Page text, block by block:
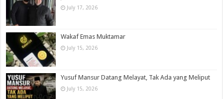
July 17, 2026
Wakaf Emas Muktamar
July 15, 2026
Yusuf Mansur Datang Melayat, Tak Ada yang Meliput
July 15, 2026